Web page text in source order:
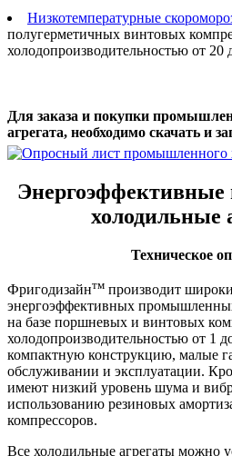
Низкотемпературные
полугерметичных винтовых
холодопроизводительностью от 20
Для заказа и покупки
агрегата, необходимо скачать и
холодильные
Техническое
Фригодизайнтм производит
энергоэффективных
на базе поршневых и винтовых
холодопроизводительностью от 1
компактную конструкцию, малые
обслуживании и эксплуатации.
имеют низкий уровень шума и
использованию резиновых
компрессоров.
Все холодильные агрегаты можно